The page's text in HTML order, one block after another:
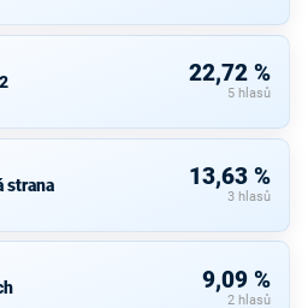
22,72 %
5 hlasů
strana 13,63 %
3 hlasů
9,09 %
2 hlasů